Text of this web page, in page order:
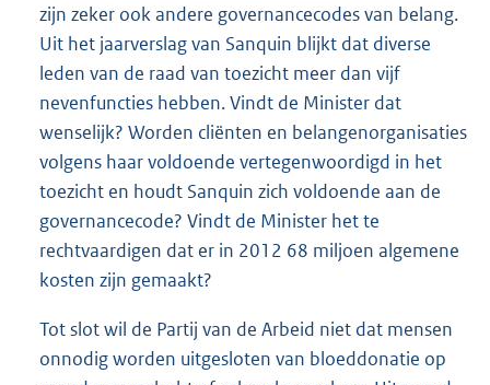
zijn zeker ook andere governancecodes van belang.
Uit het jaarverslag van Sanquin blijkt dat diverse
leden van de raad van toezicht meer dan vijf
nevenfuncties hebben. Vindt de Minister dat
wenselijk? Worden cliënten en belangenorganisaties
volgens haar voldoende vertegenwoordigd in het
toezicht en houdt Sanquin zich voldoende aan de
governancecode? Vindt de Minister het te
rechtvaardigen dat er in 2012 68 miljoen algemene
kosten zijn gemaakt?
Tot slot wil de Partij van de Arbeid niet dat mensen
onnodig worden uitgesloten van bloeddonatie op